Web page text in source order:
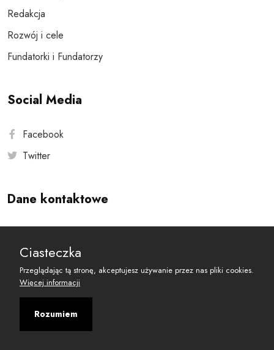
Redakcja
Rozwój i cele
Fundatorki i Fundatorzy
Social Media
Facebook
Twitter
Dane kontaktowe
reset@resetobywatelski.pl
Ciasteczka
Przeglądając tą stronę, akceptujesz używanie przez nas pliki cookies.
Więcej informacji
Rozumiem